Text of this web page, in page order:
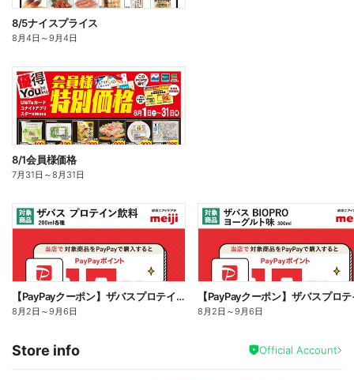
8/5ナイスプライス
8月4日 ～9月4日
8/1会員様価格
7月31日 ～8月31日
【PayPayクーポン】ザバスプロテイン対象商品のご購入で最大10%還元!
8月2日 ～9月6日 8月2日 ～9月6日
Store info Official Account